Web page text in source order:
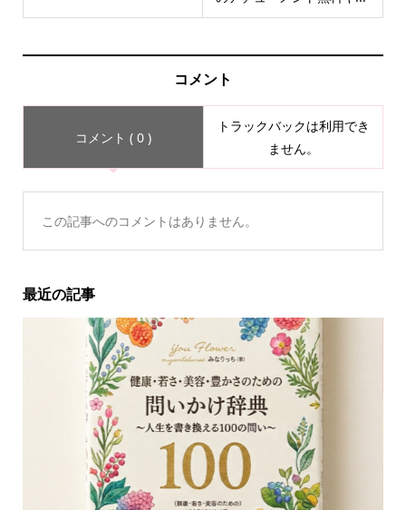
コメント
コメント ( 0 )
トラックバックは利用でき
ません。
この記事へのコメントはありません。
最近の記事